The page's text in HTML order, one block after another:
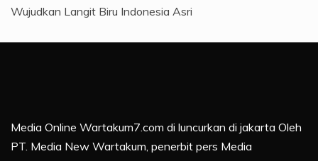
Wujudkan Langit Biru Indonesia Asri
Media Online Wartakum7.com di luncurkan di jakarta Oleh
PT. Media New Wartakum, penerbit pers Media